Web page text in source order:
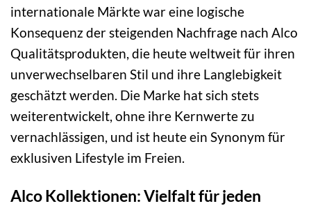
internationale Märkte war eine logische
Konsequenz der steigenden Nachfrage nach Alco
Qualitätsprodukten, die heute weltweit für ihren
unverwechselbaren Stil und ihre Langlebigkeit
geschätzt werden. Die Marke hat sich stets
weiterentwickelt, ohne ihre Kernwerte zu
vernachlässigen, und ist heute ein Synonym für
exklusiven Lifestyle im Freien.
Alco Kollektionen: Vielfalt für jeden